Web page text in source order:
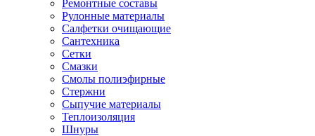
Ремонтные составы
Рулонные материалы
Салфетки очищающие
Сантехника
Сетки
Смазки
Смолы полиэфирные
Стержни
Сыпучие материалы
Теплоизоляция
Шнуры